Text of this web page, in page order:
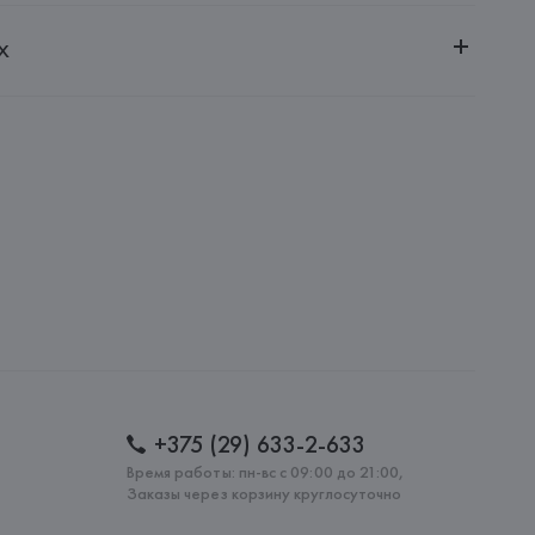
г. Минск, ул. Рафиева, д. 64, помещение 2-27
+375 (29) 633-2-633
Время работы: пн-вс с 09:00 до 21:00,
Заказы через корзину круглосуточно